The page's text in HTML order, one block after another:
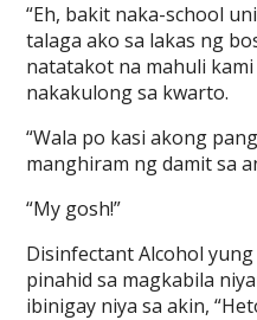
“Eh, bakit naka-school
talaga ako sa lakas ng
natatakot na mahuli
nakakulong sa kwarto.
“Wala po kasi akong
manghiram ng damit sa
“My gosh!”
Disinfectant Alcohol
pinahid sa magkabila
ibinigay niya sa akin,